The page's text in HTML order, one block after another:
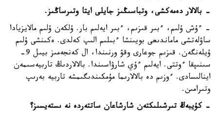
- بالالار دەمەكشى، وتباسىڭىز جايلى ايتا وتىرساڭىز.
- ءۇش ۇلىم، ءبىر قىزىم، ءبىر ايەلىم بار. ۇلكەن ۇلىم مالايزيادا
ساۋلەتشى ماماندىعى بويىنشا ءبىلىم الىپ كەلدى. ەكىنشى ۇلىم
ۇيلەنگەن. قىزىم جوعارى وقۋ ورنىندا، ال كەنجەمىز بيىل 9-
سىنىپقا ءوتتى. ايەلىم ءۇي شارۋاسىندا. بالالاردىڭ تاربيەسىمەن
اينالىسادى. ءوزىم دە بالالارىما مۇمكىندىگىمشە تاربيە بەرىپ
وتىرامىن.
- كۇيبەڭ تىرشىلىكتەن شارشاعان ساتتەردە نە ىستەيسىز؟